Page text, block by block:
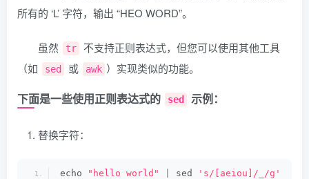
所有的 ‘L’ 字符，输出 “HEO WORD”。
虽然 tr
不支持正则表达式，但您可以使用其他工具
（如
sed 或 awk ）实现类似的功能。
下面是一些使用正则表达式的 sed 示例：
替换字符：
echo "hello world" sed 's/[aeiou]/_/g'